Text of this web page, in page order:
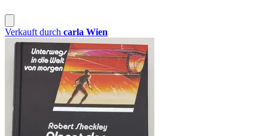
Verkauft durch carla Wien